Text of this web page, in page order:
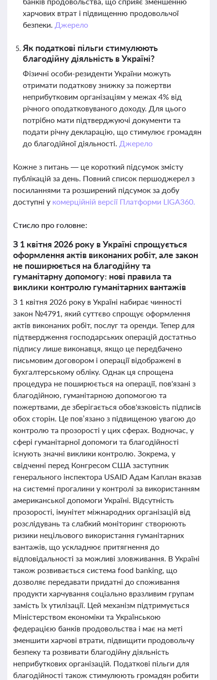
харчових втрат і підвищенню продовольчої
безпеки. Джерело
Як податкові пільги стимулюють
благодійну діяльність в Україні?
Фізичні особи-резиденти України можуть
отримати податкову знижку за пожертви
неприбутковим організаціям у межах 4% від
річного оподатковуваного доходу. Для цього
потрібно мати підтверджуючі документи та
подати річну декларацію, що стимулює громадян
до благодійної діяльності. Джерело
Кожне з питань — це короткий підсумок змісту
публікацій за день. Повний список першоджерел з
посиланнями та розширений підсумок за добу
доступні у комерційній версії Платформи LIGA360.
Стисло про головне:
З 1 квітня 2026 року в Україні спрощується
оформлення актів виконаних робіт, але закон
не поширюється на благодійну та
гуманітарну допомогу: нові правила та
виклики контролю гуманітарних вантажів
З 1 квітня 2026 року в Україні набирає чинності
закон №4791, який суттєво спрощує оформлення
актів виконаних робіт, послуг та оренди. Тепер для
підтвердження господарських операцій достатньо
підпису лише виконавця, якщо це передбачено
письмовим договором і операції відображені в
бухгалтерському обліку. Однак ця спрощена
процедура не поширюється на операції, пов'язані з
благодійною, гуманітарною допомогою та
пожертвами, де зберігається обов'язковість підписів
обох сторін. Це пов’язано з підвищеною увагою до
контролю та прозорості у цих сферах. Водночас, у
сфері гуманітарної допомоги та благодійності
існують значні виклики контролю. Зокрема, у
свідченні перед Конгресом США заступник
генерального інспектора USAID Адам Каплан вказав
на системні прогалини у контролі за використанням
американської допомоги Україні. Відсутність
прозорості, імунітет міжнародних організацій від
розслідувань та слабкий моніторинг створюють
ризики нецільового використання гуманітарних
вантажів, що ускладнює притягнення до
відповідальності за можливі зловживання. В Україні
також розвивається система food banking, що
дозволяє передавати придатні до споживання
продукти харчування соціально вразливим групам
замість їх утилізації. Цей механізм підтримується
Міністерством економіки та Українською
федерацією банків продовольства і має на меті
зменшити харчові втрати, підвищити продовольчу
безпеку та розвивати благодійну діяльність
неприбуткових організацій. Податкові пільги для
благодійності також стимулюють громадян робити